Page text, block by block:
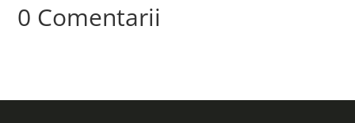
0 Comentarii